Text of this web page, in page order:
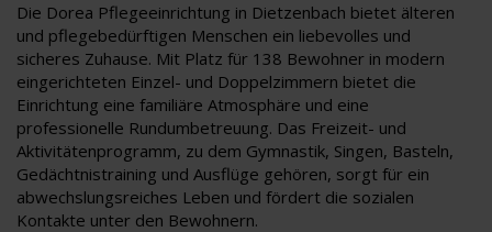
Die Dorea Pflegeeinrichtung in Dietzenbach bietet älteren
und pflegebedürftigen Menschen ein liebevolles und
sicheres Zuhause. Mit Platz für 138 Bewohner in modern
eingerichteten Einzel- und Doppelzimmern bietet die
Einrichtung eine familiäre Atmosphäre und eine
professionelle Rundumbetreuung. Das Freizeit- und
Aktivitätenprogramm, zu dem Gymnastik, Singen, Basteln,
Gedächtnistraining und Ausflüge gehören, sorgt für ein
abwechslungsreiches Leben und fördert die sozialen
Kontakte unter den Bewohnern.